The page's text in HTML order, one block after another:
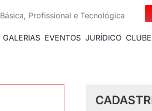
Profissional e Tecnológica
GALERIAS EVENTOS JURÍDICO CLUBE